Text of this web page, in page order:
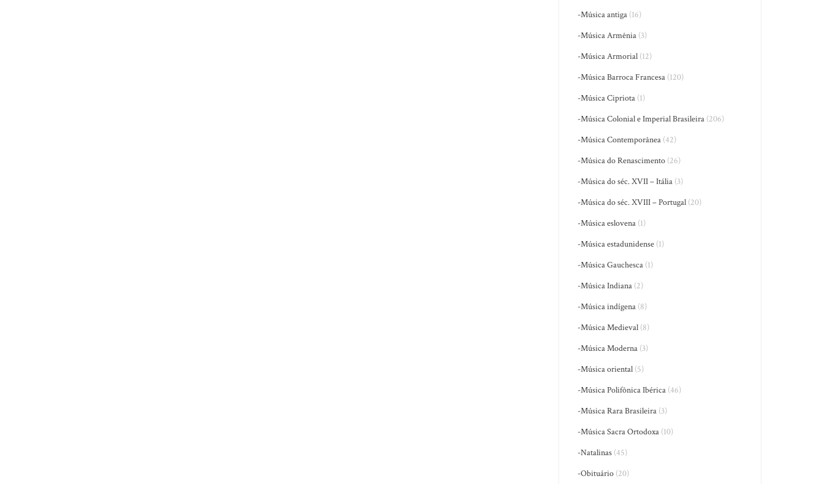
-Música antiga (16)
-Música Armênia (3)
-Música Armorial (12)
-Música Barroca Francesa (120)
-Música Cipriota (1)
-Música Colonial e Imperial Brasileira (206)
-Música Contemporânea (42)
-Música do Renascimento (26)
-Música do séc. XVII – Itália (3)
-Música do séc. XVIII – Portugal (20)
-Música eslovena (1)
-Música estadunidense (1)
-Música Gauchesca (1)
-Música Indiana (2)
-Música indígena (8)
-Música Medieval (8)
-Música Moderna (3)
-Música oriental (5)
-Música Polifônica Ibérica (46)
-Música Rara Brasileira (3)
-Música Sacra Ortodoxa (10)
-Natalinas (45)
-Obituário (20)